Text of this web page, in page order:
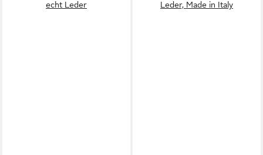
echt Leder
Leder, Made in Italy